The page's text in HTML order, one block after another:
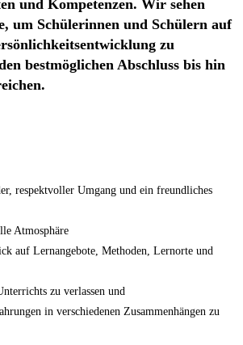
und Kompetenzen. Wir sehen
um Schülerinnen und Schülern auf
zu
bestmöglichen Abschluss bis hin
respektvoller Umgang und ein freundliches
Atmosphäre
auf Lernangebote, Methoden, Lernorte und
zu verlassen und
in verschiedenen Zusammenhängen zu